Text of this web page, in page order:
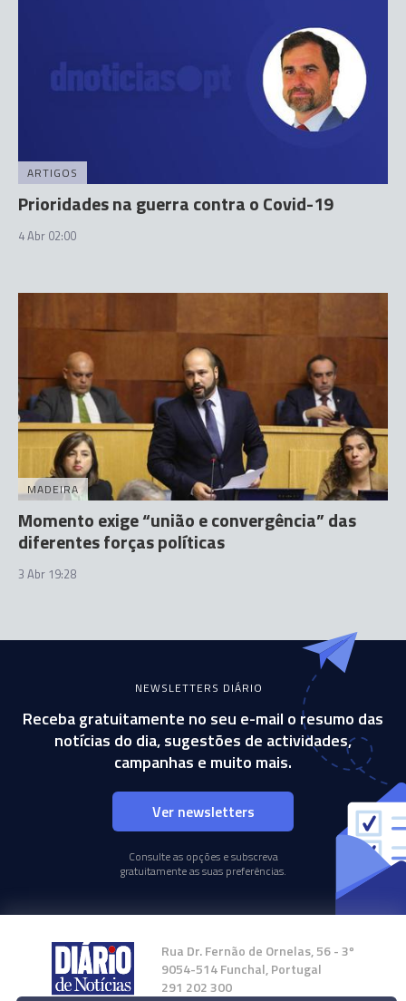
ARTIGOS
Prioridades na guerra contra o Covid-19
4 Abr 02:00
MADEIRA
Momento exige “união e convergência” das
diferentes forças políticas
3 Abr 19:28
NEWSLETTERS DIÁRIO
Receba gratuitamente no seu e-mail o resumo das
notícias do dia, sugestões de actividades,
campanhas e muito mais.
Ver newsletters
Consulte as opções e subscreva
gratuitamente as suas preferências.
Rua Dr. Fernão de Ornelas, 56 - 3º
9054-514 Funchal, Portugal
291 202 300